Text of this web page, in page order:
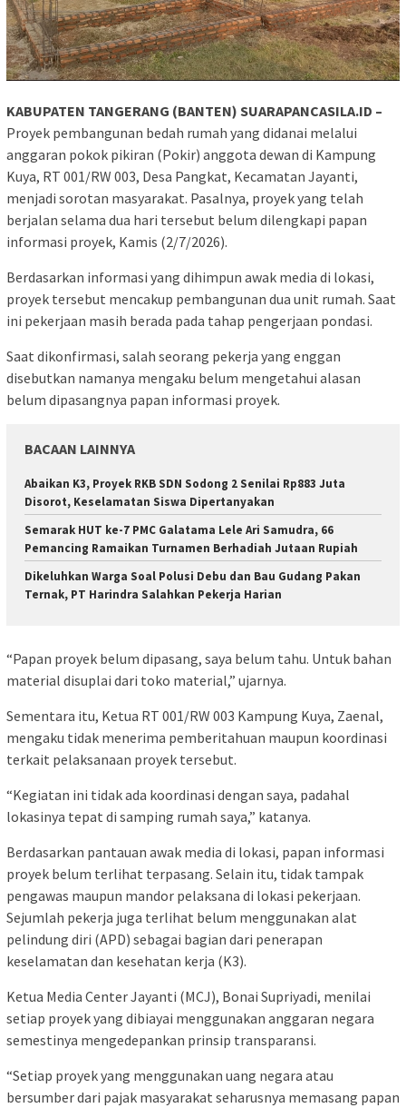
KABUPATEN TANGERANG (BANTEN) SUARAPANCASILA.ID –
Proyek pembangunan bedah rumah yang didanai melalui
anggaran pokok pikiran (Pokir) anggota dewan di Kampung
Kuya, RT 001/RW 003, Desa Pangkat, Kecamatan Jayanti,
menjadi sorotan masyarakat. Pasalnya, proyek yang telah
berjalan selama dua hari tersebut belum dilengkapi papan
informasi proyek, Kamis (2/7/2026).
Berdasarkan informasi yang dihimpun awak media di lokasi,
proyek tersebut mencakup pembangunan dua unit rumah. Saat
ini pekerjaan masih berada pada tahap pengerjaan pondasi.
Saat dikonfirmasi, salah seorang pekerja yang enggan
disebutkan namanya mengaku belum mengetahui alasan
belum dipasangnya papan informasi proyek.
BACAAN LAINNYA
Abaikan K3, Proyek RKB SDN Sodong 2 Senilai Rp883 Juta
Disorot, Keselamatan Siswa Dipertanyakan
Semarak HUT ke-7 PMC Galatama Lele Ari Samudra, 66
Pemancing Ramaikan Turnamen Berhadiah Jutaan Rupiah
Dikeluhkan Warga Soal Polusi Debu dan Bau Gudang Pakan
Ternak, PT Harindra Salahkan Pekerja Harian
“Papan proyek belum dipasang, saya belum tahu. Untuk bahan
material disuplai dari toko material,” ujarnya.
Sementara itu, Ketua RT 001/RW 003 Kampung Kuya, Zaenal,
mengaku tidak menerima pemberitahuan maupun koordinasi
terkait pelaksanaan proyek tersebut.
“Kegiatan ini tidak ada koordinasi dengan saya, padahal
lokasinya tepat di samping rumah saya,” katanya.
Berdasarkan pantauan awak media di lokasi, papan informasi
proyek belum terlihat terpasang. Selain itu, tidak tampak
pengawas maupun mandor pelaksana di lokasi pekerjaan.
Sejumlah pekerja juga terlihat belum menggunakan alat
pelindung diri (APD) sebagai bagian dari penerapan
keselamatan dan kesehatan kerja (K3).
Ketua Media Center Jayanti (MCJ), Bonai Supriyadi, menilai
setiap proyek yang dibiayai menggunakan anggaran negara
semestinya mengedepankan prinsip transparansi.
“Setiap proyek yang menggunakan uang negara atau
bersumber dari pajak masyarakat seharusnya memasang papan